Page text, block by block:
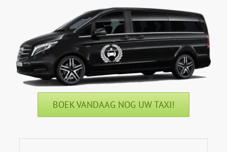
BOEK VANDAAG NOG UW TAXI!